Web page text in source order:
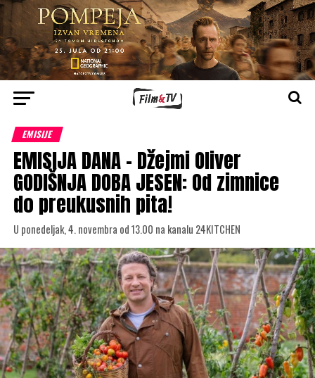
EMISIJE
EMISIJA DANA – Džejmi Oliver
GODIŠNJA DOBA JESEN: Od zimnice
do preukusnih pita!
U ponedeljak, 4. novembra od 13.00 na kanalu 24KITCHEN